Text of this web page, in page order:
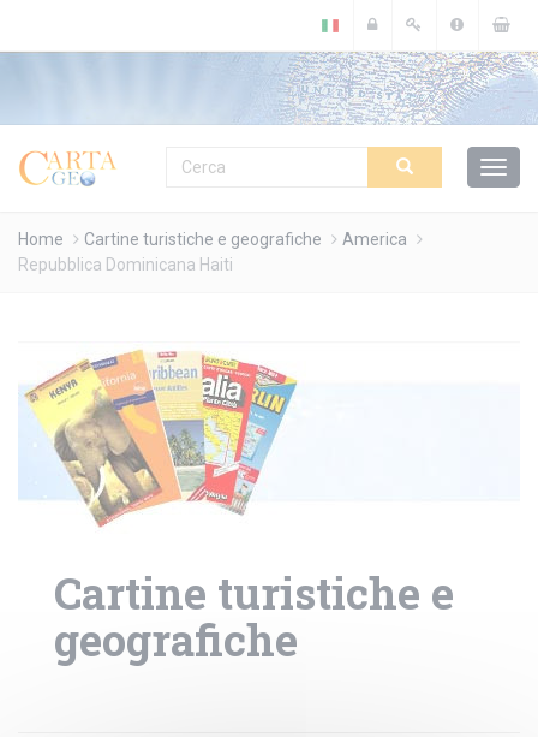
Home Cartine turistiche e geografiche
America
Repubblica Dominicana Haiti
Cartine turistiche e
geografiche